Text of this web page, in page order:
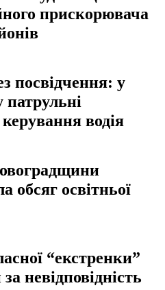
прискорювача
посвідчення: у
водія
обсяг освітньої
“екстренки”
невідповідність